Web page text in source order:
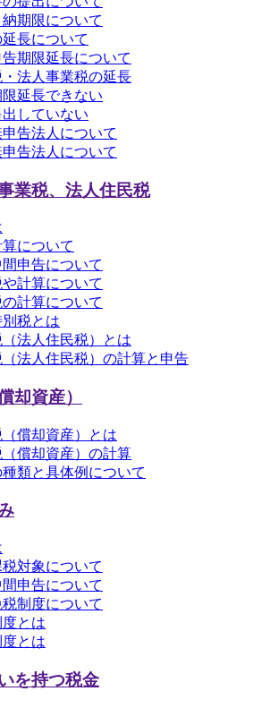
期限について
長について
期限延長について
法人事業税の延長
延長できない
していない
告法人について
告法人について
業税、法人住民税
について
申告について
計算について
計算について
税とは
法人住民税）とは
法人住民税）の計算と申告
却資産）
償却資産）とは
償却資産）の計算
類と具体例について
対象について
申告について
制度について
とは
とは
を持つ税金